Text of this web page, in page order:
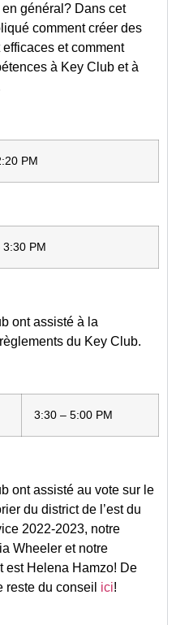
général? Dans cet
comment créer des
et comment
à Key Club et à
PM
3:30 PM
ont assisté à la
du Key Club.
3:30 – 5:00 PM
ont assisté au vote sur le
du district de l’est du
2022-2023, notre
Wheeler et notre
est Helena Hamzo! De
reste du conseil ici!